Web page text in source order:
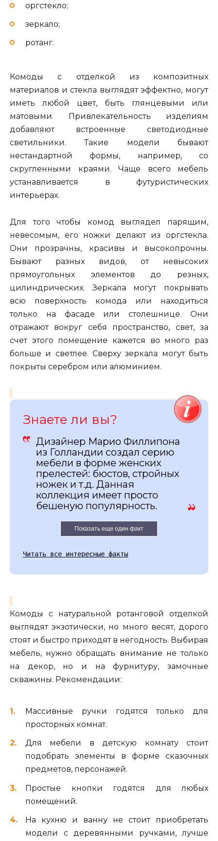
оргстекло;
зеркало;
ротанг.
Комоды с отделкой из композитных
материалов и стекла выглядят эффектно, могут
иметь любой цвет, быть глянцевыми или
матовыми. Привлекательность изделиям
добавляют встроенные светодиодные
светильники. Такие модели бывают
нестандартной формы, например, со
скругленными краями. Чаще всего мебель
устанавливается в футуристических
интерьерах.
Для того чтобы комод выглядел парящим,
невесомым, его ножки делают из оргстекла.
Они прозрачны, красивы и высокопрочны.
Бывают разных видов, от невысоких
прямоугольных элементов до резных,
цилиндрических. Зеркала могут покрывать
всю поверхность комода или находиться
только на фасаде или столешнице. Они
отражают вокруг себя пространство, свет, за
счет этого помещение кажется во много раз
больше и светлее. Сверху зеркала могут быть
покрыты серебром или алюминием.
Знаете ли вы?
Дизайнер Марио Филлипона
из Голландии создал серию
мебели в форме женских
прелестей: бюстов, стройных
ножек и т.д. Данная
коллекция имеет просто
бешеную популярность.
Показать еще один факт
Читать все интересные факты
Комоды с натуральной ротанговой отделкой
выглядят экзотически, но много весят, дорого
стоят и быстро приходят в негодность. Выбирая
мебель, нужно обращать внимание не только
на декор, но и на фурнитуру, замочные
скважины. Рекомендации:
Массивные ручки годятся только для
просторных комнат.
Для мебели в детскую комнату стоит
подобрать элементы в форме сказочных
предметов, персонажей.
Простые кнопки годятся для любых
помещений.
На кухню и ванну не стоит приобретать
модели с деревянными ручками, лучше